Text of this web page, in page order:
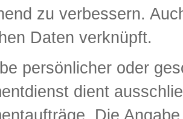
zu verbessern.
Daten verknüpft.
persönlicher oder
dient
Die